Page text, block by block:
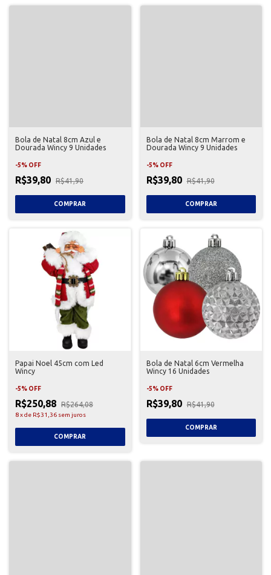
Bola de Natal 8cm Azul e
Dourada Wincy 9 Unidades
-5% OFF
R$39,80 R$41,90
Bola de Natal 8cm Marrom e
Dourada Wincy 9 Unidades
-5% OFF
R$39,80 R$41,90
Papai Noel 45cm com Led
Wincy
-5% OFF
R$250,88 R$264,08
8xde R$31,36 sem juros
Bola de Natal 6cm Vermelha
Wincy 16 Unidades
-5% OFF
R$39,80 R$41,90